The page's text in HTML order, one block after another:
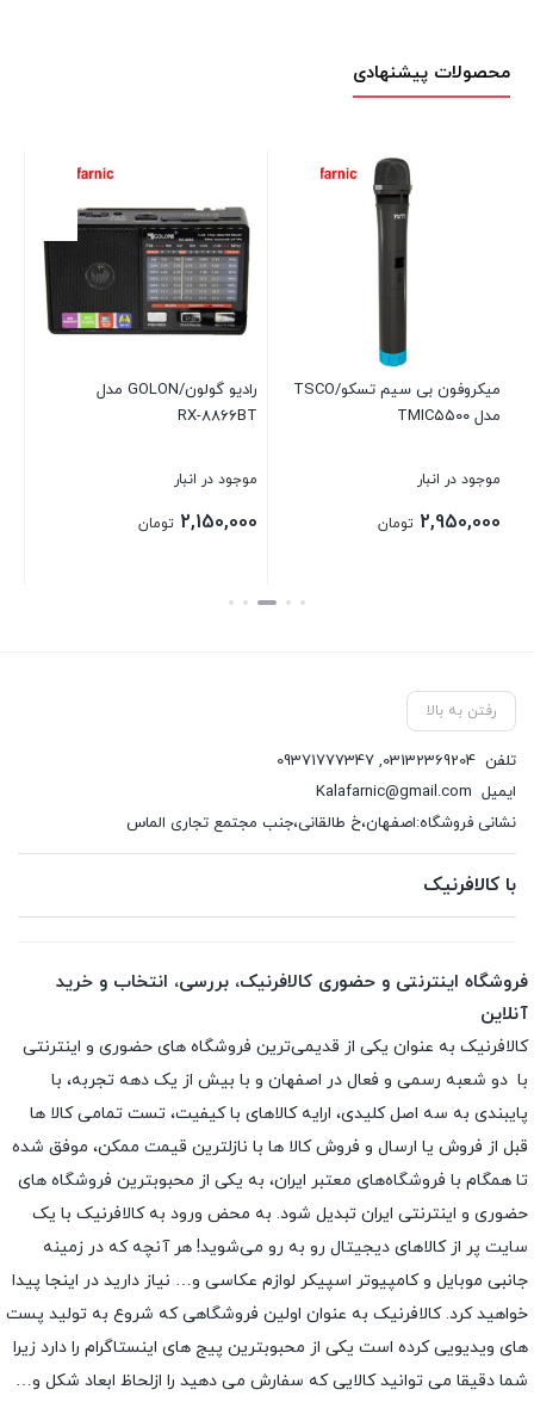
محصولات پیشنهادی
میکروفون بی سیم تسکو/TSCO
مدل TMIC۵۵۰۰
موجود در انبار
2,950,000 تومان
رادیو گولون/GOLON مدل
RX-۸۸۶۶BT
موجود در انبار
2,150,000 تومان
بستن
رفتن به بالا
تلفن 03132369204
,
09371777347
ایمیل Kalafarnic@gmail.com
نشانی فروشگاه:اصفهان،خ طالقانی،جنب مجتمع تجاری الماس
با کالافرنیک
فروشگاه اینترنتی و حضوری کالافرنیک، بررسی، انتخاب و خرید
آنلاین
کالافرنیک به عنوان یکی از قدیمی‌ترین فروشگاه های حضوری و اینترنتی
با دو شعبه رسمی و فعال در اصفهان و با بیش از یک دهه تجربه، با
پایبندی به سه اصل کلیدی، ارایه کالاهای با کیفیت، تست تمامی کالا ها
قبل از فروش یا ارسال و فروش کالا ها با نازلترین قیمت ممکن، موفق شده
تا همگام با فروشگاه‌های معتبر ایران، به یکی از محبوبترین فروشگاه های
حضوری و اینترنتی ایران تبدیل شود. به محض ورود به کالافرنیک با یک
سایت پر از کالاهای دیجیتال رو به رو می‌شوید! هر آنچه که در زمینه
جانبی موبایل و کامپیوتر اسپیکر لوازم عکاسی و… نیاز دارید در اینجا پیدا
خواهید کرد. کالافرنیک به عنوان اولین فروشگاهی که شروع به تولید پست
های ویدیویی کرده است یکی از محبوبترین پیج های اینستاگرام را دارد زیرا
شما دقیقا می توانید کالایی که سفارش می دهید را ازلحاظ ابعاد شکل و…